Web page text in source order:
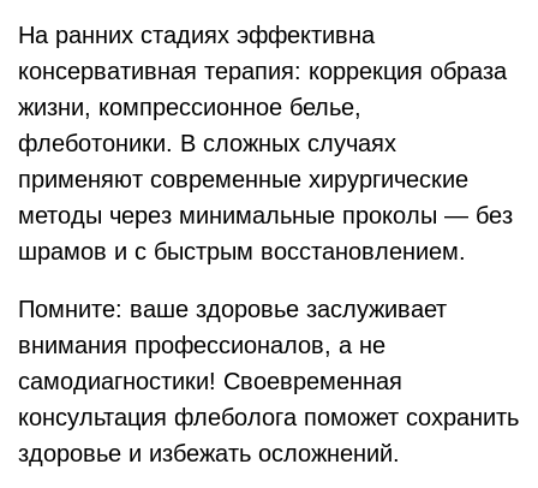
На ранних стадиях эффективна
консервативная терапия: коррекция образа
жизни, компрессионное белье,
флеботоники. В сложных случаях
применяют современные хирургические
методы через минимальные проколы — без
шрамов и с быстрым восстановлением.
Помните: ваше здоровье заслуживает
внимания профессионалов, а не
самодиагностики! Своевременная
консультация флеболога поможет сохранить
здоровье и избежать осложнений.